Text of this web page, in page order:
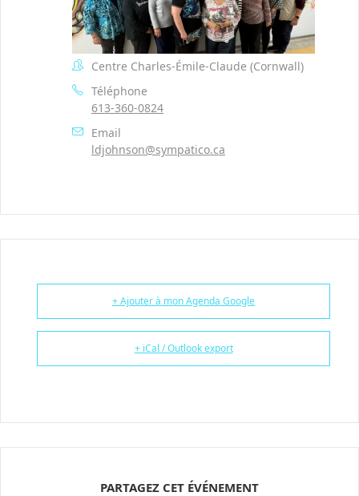
Centre Charles-Émile-Claude (Cornwall)
Téléphone
613-360-0824
Email
ldjohnson@sympatico.ca
+ Ajouter à mon Agenda Google
+ iCal / Outlook export
PARTAGEZ CET ÉVÉNEMENT